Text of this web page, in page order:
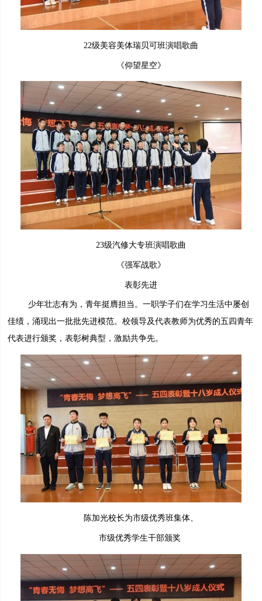
22级美容美体瑞贝可班演唱歌曲
《仰望星空》
23级汽修大专班演唱歌曲
《强军战歌》
表彰先进
少年壮志有为，青年挺膺担当。一职学子们在学习生活中屡创
佳绩，涌现出一批批先进模范。校领导及代表教师为优秀的五四青年
代表进行颁奖，表彰树典型，激励共争先。
陈加光校长为市级优秀班集体、
市级优秀学生干部颁奖